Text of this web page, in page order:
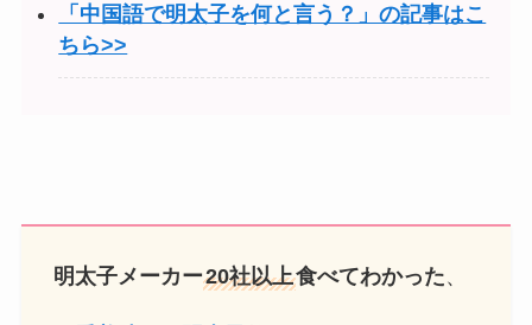
「中国語で明太子を何と言う？」の記事はこ
ちら>>
明太子メーカー20社以上食べてわかった、